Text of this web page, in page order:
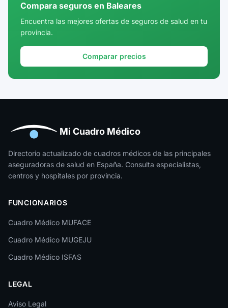
Cuenca
Girona
Huesca
Jaén
La Rioja
León
Lleida
Lugo
Málaga
Melilla
Compara seguros en Baleares
Encuentra las mejores ofertas de seguros de salud en tu
provincia.
Comparar precios
Mi Cuadro Médico
Directorio actualizado de cuadros médicos de las principales
aseguradoras de salud en España. Consulta especialistas,
centros y hospitales por provincia.
FUNCIONARIOS
Cuadro Médico MUFACE
Cuadro Médico MUGEJU
Cuadro Médico ISFAS
LEGAL
Aviso Legal